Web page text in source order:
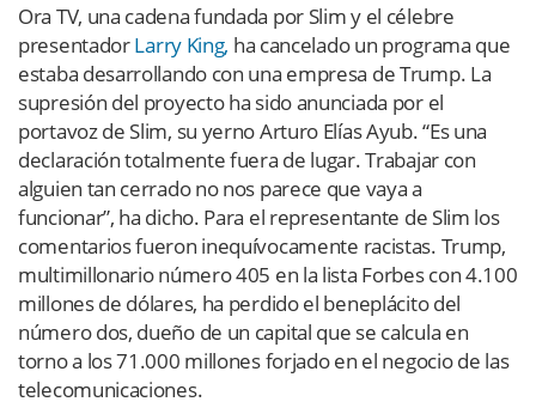
Ora TV, una cadena fundada por Slim y el célebre
presentadorLarry King, ha cancelado un programa que
estaba desarrollando con una empresa de Trump. La
supresión del proyecto ha sido anunciada por el
portavoz de Slim, su yerno Arturo Elías Ayub. “Es una
declaración totalmente fuera de lugar. Trabajar con
alguien tan cerrado no nos parece que vaya a
funcionar”, ha dicho. Para el representante de Slim los
comentarios fueron inequívocamente racistas. Trump,
multimillonario número 405 en la lista Forbes con 4.100
millones de dólares, ha perdido el beneplácito del
número dos, dueño de un capital que se calcula en
torno a los 71.000 millones forjado en el negocio de las
telecomunicaciones.